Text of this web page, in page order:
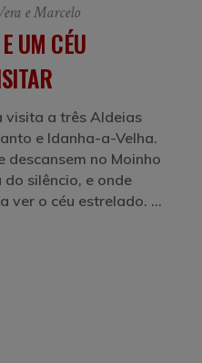
e Marcelo
UM CÉU
visita a três Aldeias
e Idanha-a-Velha.
descansem no Moinho
silêncio, e onde
ver o céu estrelado.